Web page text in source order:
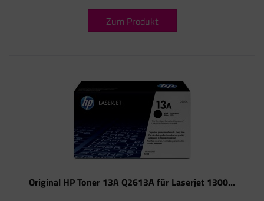
Zum Produkt
Original HP Toner 13A Q2613A für Laserjet 1300...